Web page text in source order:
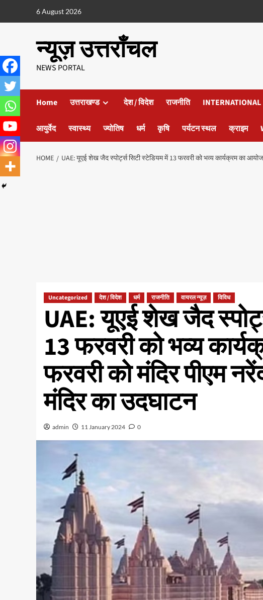
6 August 2026
न्यूज़ उत्तराँचल
NEWS PORTAL
Home उत्तराखण्ड देश / विदेश राजनीति INTERNATIONAL
आयुर्वेद स्वास्थ्य ज्योतिष धर्म कृषि पर्यटन स्थल क्राइम
HOME UAE: यूएई शेख जैद स्पोर्ट्स सिटी स्टेडियम में 13 फरवरी को भव्य कार्यक्रम का
Uncategorized देश / विदेश धर्म राजनीति वायरल न्यूज़ विविध
UAE: यूएई शेख जैद
13 फरवरी को भव्य
फरवरी को मंदिर पीएम
मंदिर का उदघाटन
admin 11 January 2024 0